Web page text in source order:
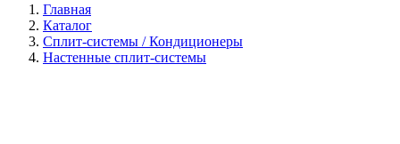
Главная
Каталог
Сплит-системы / Кондиционеры
Настенные сплит-системы